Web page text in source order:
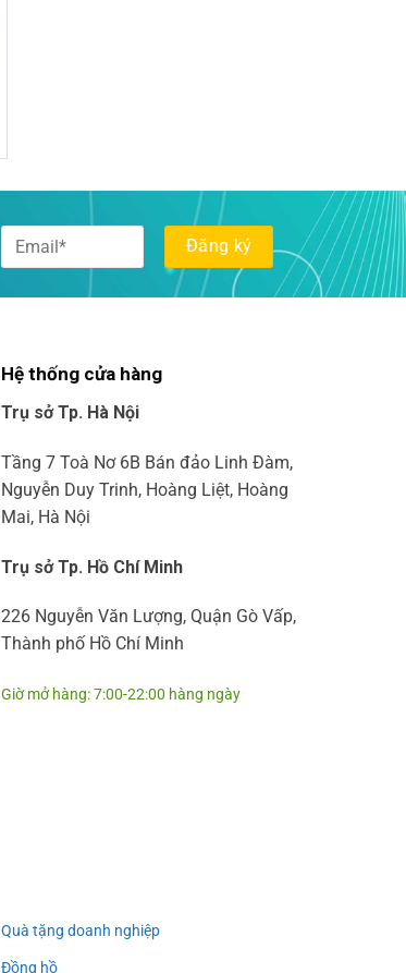
Hệ thống cửa hàng
Trụ sở Tp. Hà Nội
Tầng 7 Toà Nơ 6B Bán đảo Linh Đàm,
Nguyễn Duy Trinh, Hoàng Liệt, Hoàng
Mai, Hà Nội
Trụ sở Tp. Hồ Chí Minh
226 Nguyễn Văn Lượng, Quận Gò Vấp,
Thành phố Hồ Chí Minh
Giờ mở hàng: 7:00-22:00 hàng ngày
Quà tặng doanh nghiệp
Đồng hồ